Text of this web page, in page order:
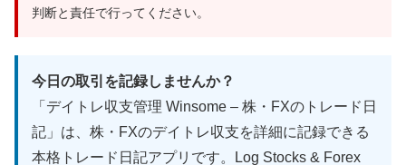
判断と責任で行ってください。
今日の取引を記録しませんか？
「デイトレ収支管理 Winsome – 株・FXのトレード日
記」は、株・FXのデイトレ収支を詳細に記録できる
本格トレード日記アプリです。Log Stocks & Forex